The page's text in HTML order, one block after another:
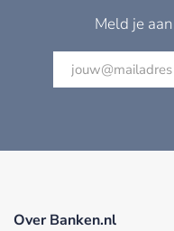
Meld je
Over Banken.nl